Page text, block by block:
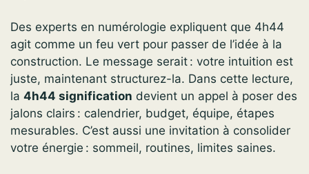
Des experts en numérologie expliquent que 4h44
agit comme un feu vert pour passer de l’idée à la
construction. Le message serait : votre intuition est
juste, maintenant structurez-la. Dans cette lecture,
la 4h44 signification devient un appel à poser des
jalons clairs : calendrier, budget, équipe, étapes
mesurables. C’est aussi une invitation à consolider
votre énergie : sommeil, routines, limites saines.